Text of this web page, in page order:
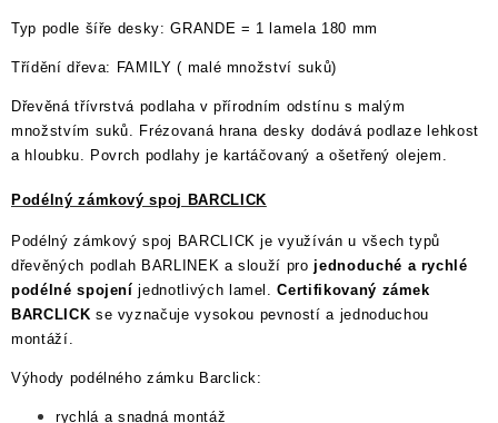
Typ podle šíře desky: GRANDE = 1 lamela 180 mm
Třídění dřeva: FAMILY ( malé množství suků)
Dřevěná třívrstvá podlaha v přírodním odstínu s malým
množstvím suků. Frézovaná hrana desky dodává podlaze lehkost
a hloubku. Povrch podlahy je kartáčovaný a ošetřený olejem.
Podélný zámkový spoj BARCLICK
Podélný zámkový spoj BARCLICK je využíván u všech typů
dřevěných podlah BARLINEK a slouží pro jednoduché a rychlé
podélné spojení jednotlivých lamel.Certifikovaný zámek
BARCLICK se vyznačuje vysokou pevností a jednoduchou
montáží.
Výhody podélného zámku Barclick:
rychlá a snadná montáž